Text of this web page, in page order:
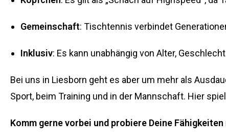
Gemeinschaft: Tischtennis verbindet
Inklusiv: Es kann unabhängig von Alter,
Bei uns in Liesborn geht es aber um mehr als
Sport, beim Training und in der Mannschaft. Hier
Komm gerne vorbei und probiere Deine